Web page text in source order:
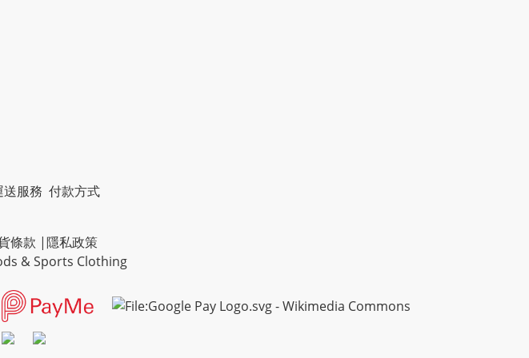
送服務 付款方式
條款 |隱私政策
& Sports Clothing